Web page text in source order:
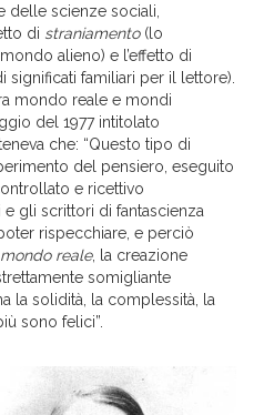
delle scienze sociali,
di straniamento(lo
alieno) e l’effetto di
significati familiari per il lettore).
mondo reale e mondi
del 1977 intitolato
che: “Questo tipo di
del pensiero, eseguito
e ricettivo
e gli scrittori di fantascienza
rispecchiare, e perciò
reale, la creazione
somigliante
la solidità, la complessità, la
sono felici”.